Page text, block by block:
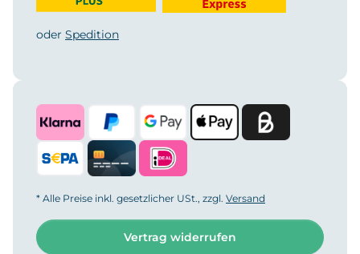
oder Spedition
* Alle Preise inkl. gesetzlicher USt., zzgl. Versand
Vertrag widerrufen